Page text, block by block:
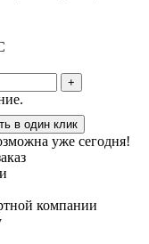
+
в один клик
компании